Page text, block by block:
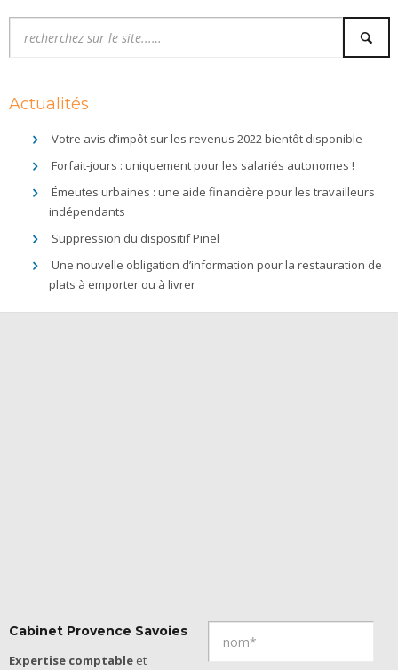
Actualités
Votre avis d’impôt sur les revenus 2022 bientôt disponible
Forfait-jours : uniquement pour les salariés autonomes !
Émeutes urbaines : une aide financière pour les travailleurs
indépendants
Suppression du dispositif Pinel
Une nouvelle obligation d’information pour la restauration de
plats à emporter ou à livrer
Cabinet Provence Savoies
Expertise comptable et